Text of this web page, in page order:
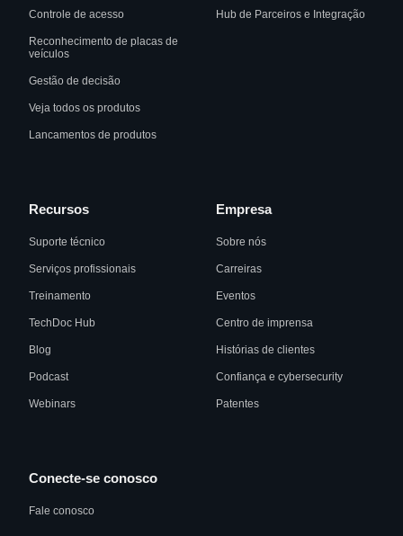
Controle de acesso
Reconhecimento de placas de
veículos
Gestão de decisão
Veja todos os produtos
Lancamentos de produtos
Hub de Parceiros e Integração
Recursos
Suporte técnico
Serviços profissionais
Treinamento
TechDoc Hub
Blog
Podcast
Webinars
Empresa
Sobre nós
Carreiras
Eventos
Centro de imprensa
Histórias de clientes
Confiança e cybersecurity
Patentes
Conecte-se conosco
Fale conosco